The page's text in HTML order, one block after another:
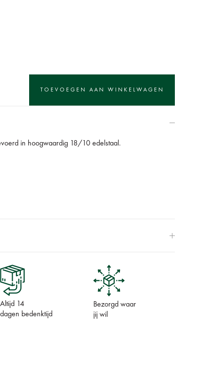
in hoogwaardig 18/10 edelstaal.
Altijd 14
dagen bedenktijd
Bezorgd waar
jij wil